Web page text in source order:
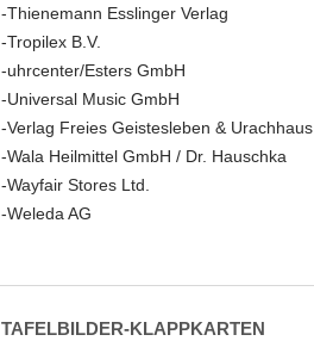
-Thienemann Esslinger Verlag
-Tropilex B.V.
-uhrcenter/Esters GmbH
-Universal Music GmbH
-Verlag Freies Geistesleben & Urachhaus
-Wala Heilmittel GmbH / Dr. Hauschka
-Wayfair Stores Ltd.
-Weleda AG
TAFELBILDER-KLAPPKARTEN